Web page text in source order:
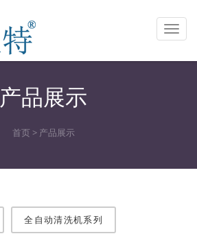
产品展示
首页> 产品展示
全自动清洗机系列